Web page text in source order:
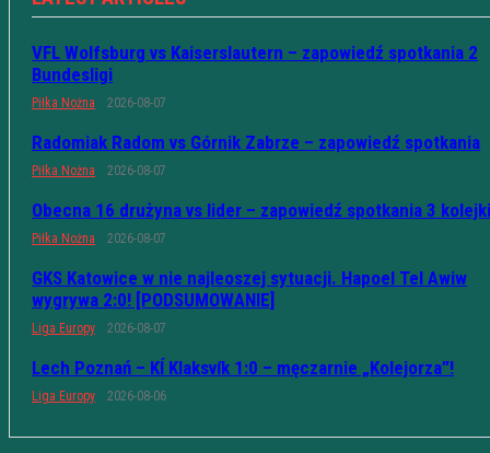
VFL Wolfsburg vs Kaiserslautern – zapowiedź spotkania 2
Bundesligi
Piłka Nożna 2026-08-07
Radomiak Radom vs Górnik Zabrze – zapowiedź spotkania
Piłka Nożna 2026-08-07
Obecna 16 drużyna vs lider – zapowiedź spotkania 3 kolejki
Piłka Nożna 2026-08-07
GKS Katowice w nie najleoszej sytuacji. Hapoel Tel Awiw
wygrywa 2:0! [PODSUMOWANIE]
Liga Europy 2026-08-07
Lech Poznań – KÍ Klaksvík 1:0 – męczarnie „Kolejorza”!
Liga Europy 2026-08-06